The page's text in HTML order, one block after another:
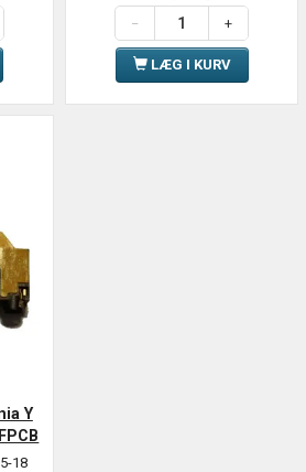
LÆG I KURV
Y
18